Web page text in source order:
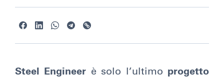
Steel Engineer è solo l’ultimo progetto